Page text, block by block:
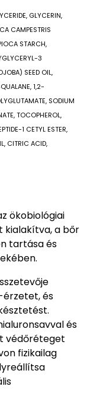
GLYCERIN,
CAMPESTRIS
STARCH,
3
SEED OIL,
1,2-
SODIUM
TOCOPHEROL,
1 CETYL ESTER,
CITRIC ACID,
ökobiológiai
kialakítva, a bőr
tartása és
és
és
védőréteget
fizikailag